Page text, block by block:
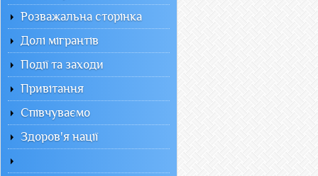
Розважальна сторінка
Долі мігрантів
Події та заходи
Привітання
Співчуваємо
Здоров'я нації